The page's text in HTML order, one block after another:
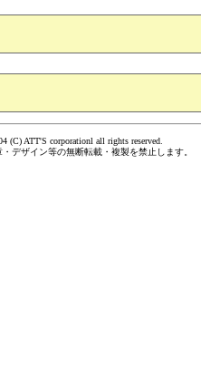
(C) ATT'S corporationl all rights reserved.
デザイン等の無断転載・複製を禁止します。